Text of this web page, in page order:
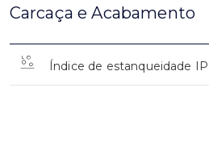
Carcaça e Acabamento
Índice de estanqueidade IP